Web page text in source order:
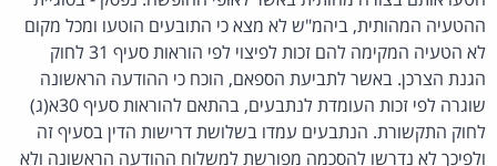
ההטעיה המהותית, ביהמ"ש לא מצא כי התובעים הוטעו ומכל מקום
לא הטעיה המקימה להם זכות לפיצוי לפי הוראות סעיף 31 לחוק
הגנת הצרכן. באשר לתביעת הספאם, הוכח כי ההודעה הראשונה
שוגרה לפי זכות העומדת לנתבעים, בהתאם להוראות סעיף 30א(ג)
לחוק התקשורת. הנתבעים עמדו בשלושת דרישות הדין בסעיף זה
ולפיכך לא נדרשו להסכמה מפורשת למשלוח ההודעה הראשונה ולא